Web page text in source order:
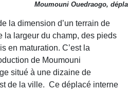
Moumouni Ouedraogo,
la dimension d’un terrain de
la largeur du champ, des pieds
en maturation. C’est la
de Moumouni
situé à une dizaine de
de la ville. Ce déplacé interne